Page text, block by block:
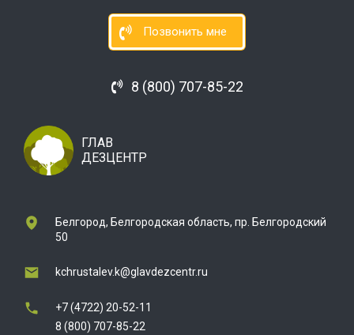
Позвонить мне
8 (800) 707-85-22
ГЛАВ
ДЕЗЦЕНТР
Белгород, Белгородская область, пр. Белгородский
50
kchrustalev.k@glavdezcentr.ru
+7 (4722) 20-52-11
8 (800) 707-85-22